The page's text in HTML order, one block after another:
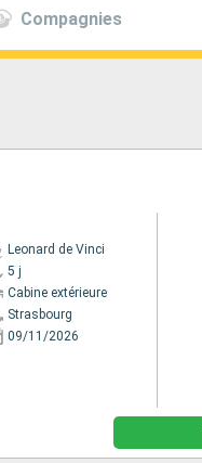
Compagnies
Leonard de Vinci
5 j
Cabine extérieure
Strasbourg
09/11/2026